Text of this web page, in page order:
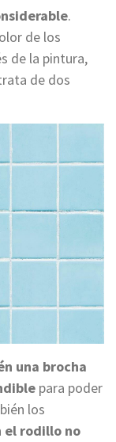
.
de los
de la pintura,
de dos
una brocha
para poder
los
el rodillo no